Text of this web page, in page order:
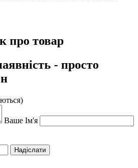
про товар
- просто
Ваше Ім'я